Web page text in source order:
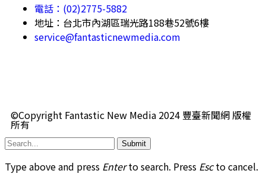
電話：(02)2775-5882
地址：台北市內湖區瑞光路188巷52號6樓
service@fantasticnewmedia.com
©Copyright Fantastic New Media 2024 豐臺新聞網 版權
所有
Submit
Type above and press Enterto search. Press Escto cancel.